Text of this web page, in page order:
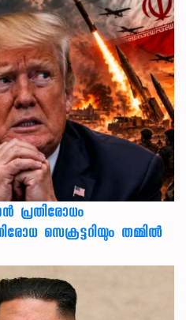
പ്രതിരോധം
സെക്രട്ടറിയും തമ്മിൽ